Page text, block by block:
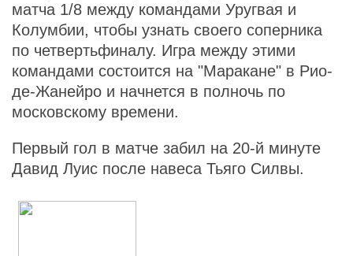
матча 1/8 между командами Уругвая и
Колумбии, чтобы узнать своего соперника
по четвертьфиналу. Игра между этими
командами состоится на "Маракане" в Рио-
де-Жанейро и начнется в полночь по
московскому времени.
Первый гол в матче забил на 20-й минуте
Давид Луис после навеса Тьяго Силвы.